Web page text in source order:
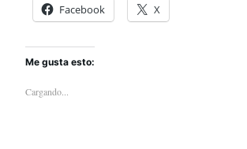
Facebook X
Me gusta esto:
Cargando...